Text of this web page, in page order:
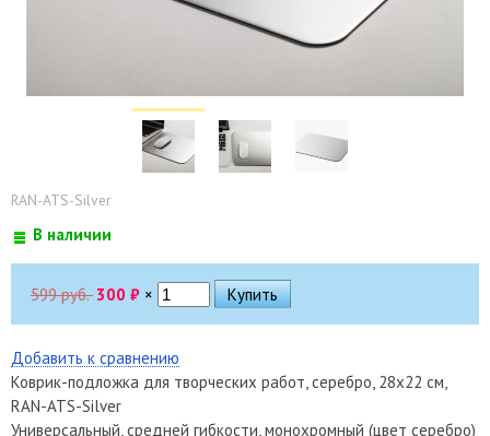
RAN-ATS-Silver
В наличии
599 руб. 300 ₽ ×
Добавить к сравнению
Коврик-подложка для творческих работ, серебро, 28х22 см,
RAN-ATS-Silver
Универсальный, средней гибкости, монохромный (цвет серебро)